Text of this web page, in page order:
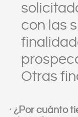
con las
Otras
¿Por cuánto